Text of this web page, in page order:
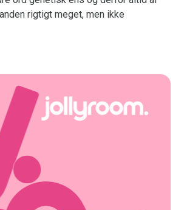
rigtigt meget, men ikke